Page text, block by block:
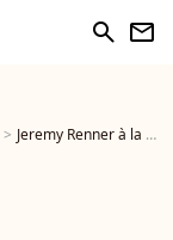
search newsletter
Jeremy Renner à la soirée d'inauguration du restaurant "Sugar Taco" à Los Angeles, le 23 mai 2019. - Photo